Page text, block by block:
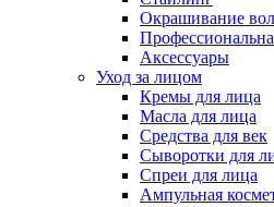
Окрашивание
Аксессуары
Уход за лицом
Кремы для лица
Масла для лица
Средства для век
Сыворотки для
Спреи для лица
Ампульная